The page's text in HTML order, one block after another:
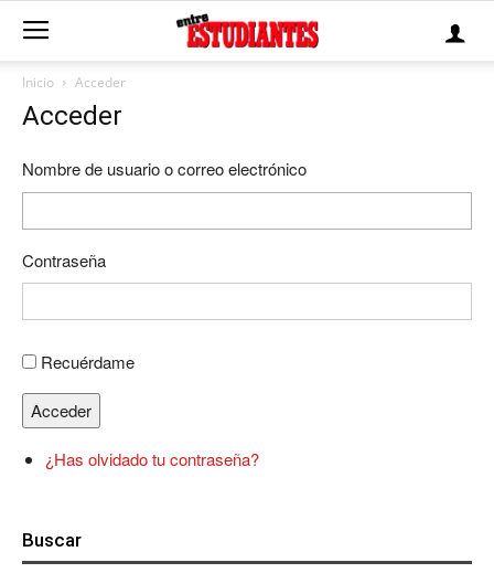
Inicio Acceder
Acceder
Nombre de usuario o correo electrónico
Contraseña
Recuérdame
Acceder
¿Has olvidado tu contraseña?
Buscar